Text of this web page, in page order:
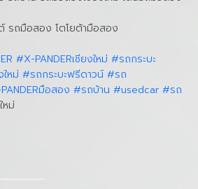
รถมือสอง โตโยต้ามือสอง
#X-PANDERเชียงใหม่ #รถกระบะ
หม่ #รถกระบะฟรีดาวน์ #รถ
มือสอง #รถบ้าน #usedcar #รถ
หม่